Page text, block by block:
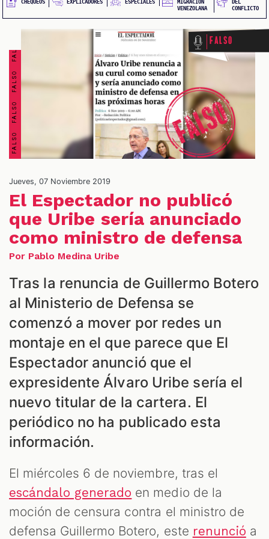
ZOOM
CHEQUEOS EXPLICADORES ESPECIALES
MIGRACIÓN
VENEZOLANA
DEL
CONFLICTO
Falso
Jueves, 07 Noviembre 2019
El Espectador no publicó
que Uribe sería anunciado
como ministro de defensa
Por Pablo Medina Uribe
Tras la renuncia de Guillermo Botero
al Ministerio de Defensa se
comenzó a mover por redes un
montaje en el que parece que El
Espectador anunció que el
expresidente Álvaro Uribe sería el
nuevo titular de la cartera. El
periódico no ha publicado esta
información.
El miércoles 6 de noviembre, tras el
escándalo generado en medio de la
moción de censura contra el ministro de
defensa Guillermo Botero, este renunció a